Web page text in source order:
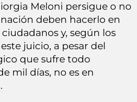
Meloni persigue o no
deben hacerlo en
y, según los
juicio, a pesar del
que sufre todo
mil días, no es en